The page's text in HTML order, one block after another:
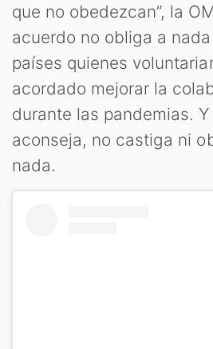
que no obedezcan”, la
acuerdo no obliga a
países quienes
acordado mejorar la
durante las pandemias.
aconseja, no castiga ni
nada.